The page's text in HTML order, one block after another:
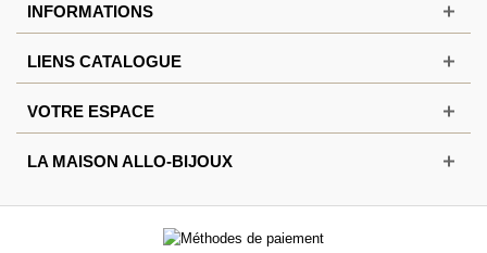
INFORMATIONS
LIENS CATALOGUE
VOTRE ESPACE
LA MAISON ALLO-BIJOUX